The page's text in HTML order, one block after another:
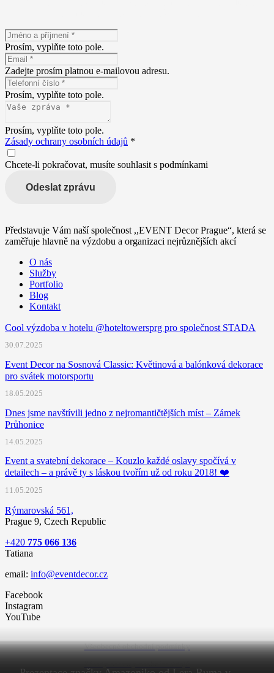
Prosím, vyplňte toto pole.
Zadejte prosím platnou e-mailovou adresu.
Prosím, vyplňte toto pole.
Prosím, vyplňte toto pole.
Zásady ochrany osobních údajů *
Chcete-li pokračovat, musíte souhlasit s podmínkami
Odeslat zprávu
Představuje Vám naší společnost ,,EVENT Decor Prague“, která se
zaměřuje hlavně na výzdobu a organizaci nejrůznějších akcí
O nás
Služby
Portfolio
Blog
Kontakt
Cool výzdoba v hotelu @hoteltowersprg pro společnost STADA
30.07.2025
Event Decor na Sosnová Classic: Květinová a balónková dekorace
pro svátek motorsportu
18.05.2025
Dnes jsme navštívili jedno z nejromantičtějších míst – Zámek
Průhonice
14.05.2025
Event a svatební dekorace – Kouzlo každé oslavy spočívá v
detailech – a právě ty s láskou tvořím už od roku 2018! ❤️
11.05.2025
Rýmarovská 561,
Prague 9, Czech Republic
+420 775 066 136
Tatiana
email: info@eventdecor.cz
Facebook
Instagram
YouTube
Všeobecné obchodní podmínky